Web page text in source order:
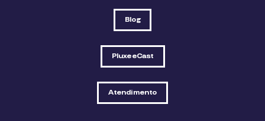
Blog
PluxeeCast
Atendimento